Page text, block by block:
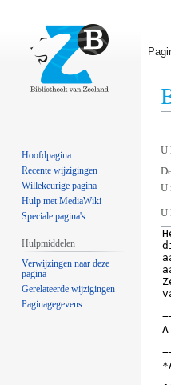
U
U
U
Hoofdpagina
Recente wijzigingen
Willekeurige pagina
Hulp met MediaWiki
Speciale pagina's
Hulpmiddelen
Verwijzingen naar deze
pagina
Gerelateerde wijzigingen
Paginagegevens